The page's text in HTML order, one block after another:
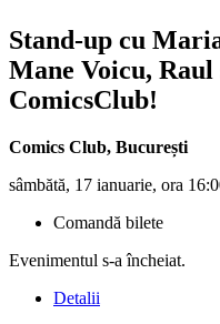
Stand-up cu
Mane Voicu,
ComicsClub!
Comics Club, București
sâmbătă, 17 ianuarie, ora
Comandă bilete
Evenimentul s-a încheiat.
Detalii